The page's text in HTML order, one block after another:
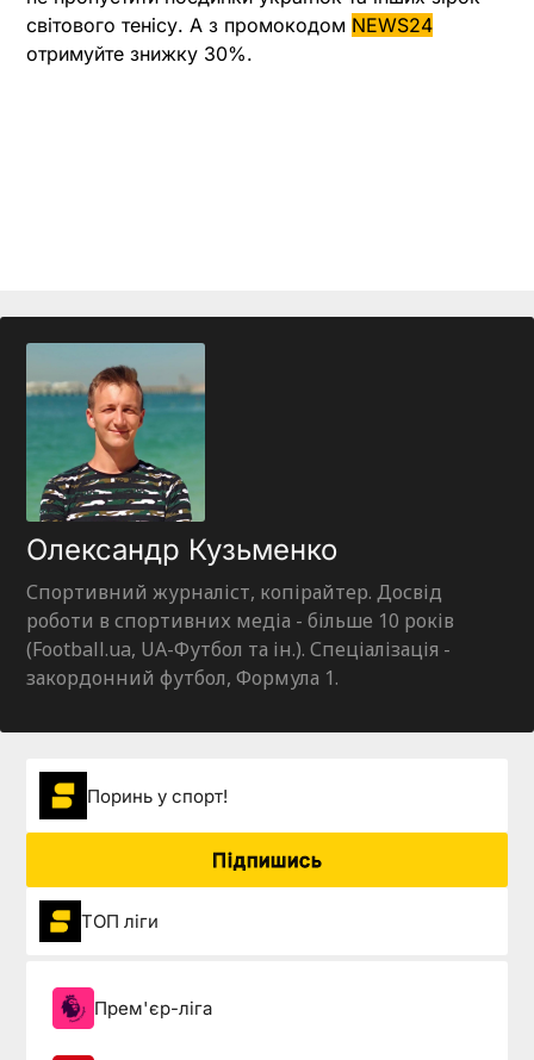
світового тенісу. А з промокодом NEWS24
отримуйте знижку 30%.
Олександр Кузьменко
Спортивний журналіст, копірайтер. Досвід
роботи в спортивних медіа - більше 10 років
(Football.ua, UA-Футбол та ін.). Спеціалізація -
закордонний футбол, Формула 1.
Поринь у спорт!
Підпишись
ТОП ліги
Прем'єр-ліга